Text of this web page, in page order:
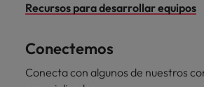
Recursos para desarrollar equipos
Conectemos
Conecta con algunos de nuestros